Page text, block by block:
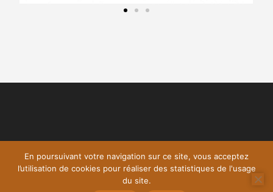
En poursuivant votre navigation sur ce site, vous acceptez
l’utilisation de cookies pour réaliser des statistiques de l'usage
du site.